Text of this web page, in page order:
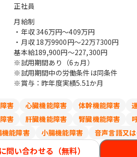
正社員
月給制
・年収 346万円〜409万円
・月収 18万9900円〜22万7300円
基本給189,900円～227,300円
※試用期間あり（6ヵ月）
※試用期間中の労働条件は同条件
※賞与：昨年度実績5.51か月
害 心臓機能障害 体幹機能障害
害 肝臓機能障害 腎臓機能障害
能障害
小腸機能障害 音声言語又
問い合わせる（無料）